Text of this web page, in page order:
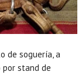
de soguería, a
por stand de